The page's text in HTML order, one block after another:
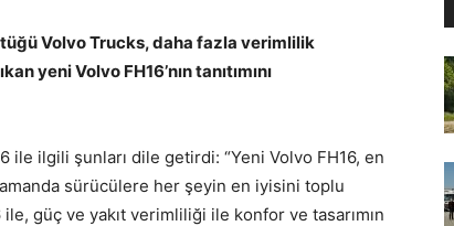
Volvo Trucks, daha fazla verimlilik
yeni Volvo FH16’nın tanıtımını
ile ilgili şunları dile getirdi: “Yeni Volvo FH16, en
sürücülere her şeyin en iyisini toplu
güç ve yakıt verimliliği ile konfor ve tasarımın